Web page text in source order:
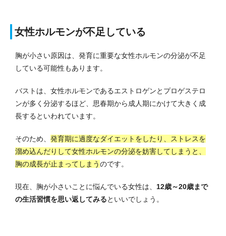
女性ホルモンが不足している
胸が小さい原因は、発育に重要な女性ホルモンの分泌が不足
している可能性もあります。
バストは、女性ホルモンであるエストロゲンとプロゲステロ
ンが多く分泌するほど、思春期から成人期にかけて大きく成
長するといわれています。
そのため、 発育期に過度なダイエットをしたり、ストレスを
溜め込んだりして女性ホルモンの分泌を妨害してしまうと、
胸の成長が止まってしまうのです。
現在、胸が小さいことに悩んでいる女性は、 12歳～20歳まで
の生活習慣を思い返してみるといいでしょう。